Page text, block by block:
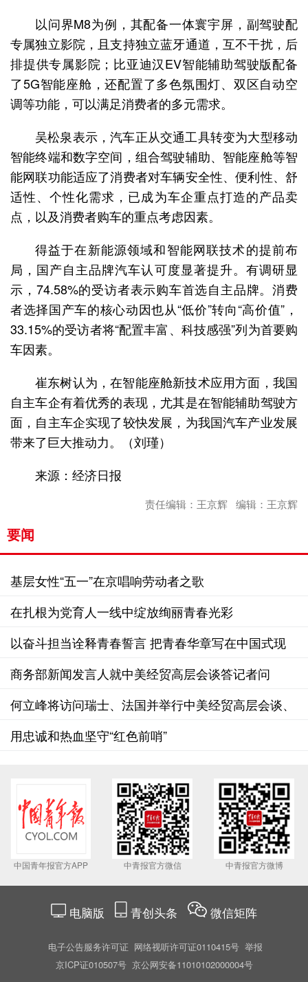
以问界M8为例，其配备一体寰宇屏，副驾驶配
专属独立影院，且支持独立蓝牙通道，互不干扰，后
排提供专属影院；比亚迪汉EV智能辅助驾驶版配备
了5G智能座舱，还配置了多色氛围灯、双区自动空
调等功能，可以满足消费者的多元需求。
吴松泉表示，汽车正从交通工具转变为大型移动
智能终端和数字空间，组合驾驶辅助、智能座舱等智
能网联功能适应了消费者对车辆安全性、便利性、舒
适性、个性化需求，已成为车企重点打造的产品卖
点，以及消费者购车的重点考虑因素。
得益于在新能源领域和智能网联技术的提前布
局，国产自主品牌汽车认可度显著提升。有调研显
示，74.58%的受访者表示购车首选自主品牌。消费
者选择国产车的核心动因也从“低价”转向“高价值”，
33.15%的受访者将“配置丰富、科技感强”列为首要购
车因素。
崔东树认为，在智能座舱新技术应用方面，我国
自主车企有着优秀的表现，尤其是在智能辅助驾驶方
面，自主车企实现了较快发展，为我国汽车产业发展
带来了巨大推动力。（刘瑾）
来源：经济日报
责任编辑：王京辉 编辑：王京辉
要闻
基层女性“五一”在京唱响劳动者之歌
在扎根为党育人一线中绽放绚丽青春光彩
以奋斗担当诠释青春誓言 把青春华章写在中国式现
代化新征程上
商务部新闻发言人就中美经贸高层会谈答记者问
何立峰将访问瑞士、法国并举行中美经贸高层会谈、
第十次中法高级别经济财金对话
用忠诚和热血坚守“红色前哨”
中国青年报官方APP 中青报官方微信 中青报官方微博
电脑版 青创头条 微信矩阵
电子公告服务许可证 网络视听许可证0110415号 举报
京ICP证010507号 京公网安备11010102000004号